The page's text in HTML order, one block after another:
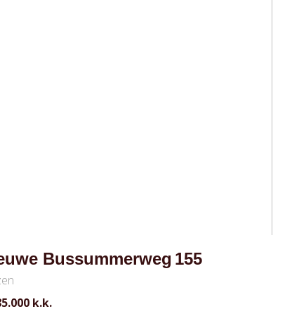
Bussummerweg 155
k.k.